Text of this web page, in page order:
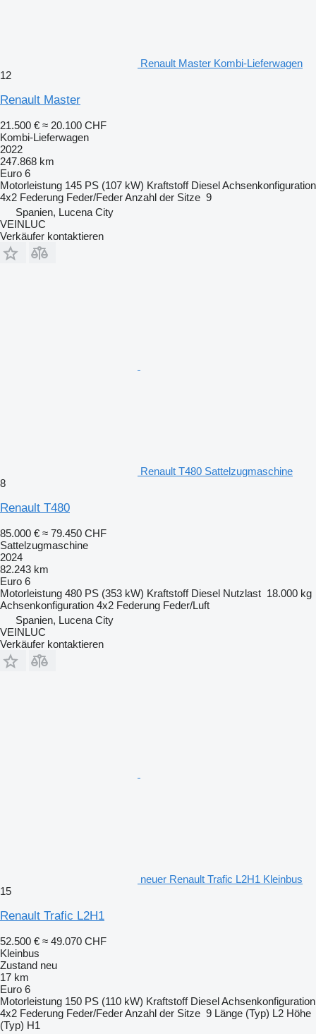
Renault Master Kombi-Lieferwagen
12
Renault Master
21.500 € ≈ 20.100 CHF
Kombi-Lieferwagen
2022
247.868 km
Euro 6
Motorleistung 145 PS (107 kW) Kraftstoff DieselAchsenkonfiguration
4x2 Federung Feder/FederAnzahl der Sitze 9
Spanien, Lucena City
VEINLUC
Verkäufer kontaktieren
Renault T480 Sattelzugmaschine
8
Renault T480
85.000 € ≈ 79.450 CHF
Sattelzugmaschine
2024
82.243 km
Euro 6
Motorleistung 480 PS (353 kW) Kraftstoff Diesel Nutzlast 18.000 kg
Achsenkonfiguration 4x2 Federung Feder/Luft
Spanien, Lucena City
VEINLUC
Verkäufer kontaktieren
neuer Renault Trafic L2H1 Kleinbus
15
Renault Trafic L2H1
52.500 € ≈ 49.070 CHF
Kleinbus
Zustand neu
17 km
Euro 6
Motorleistung 150 PS (110 kW) Kraftstoff DieselAchsenkonfiguration
4x2 Federung Feder/FederAnzahl der Sitze 9 Länge (Typ) L2 Höhe
(Typ) H1